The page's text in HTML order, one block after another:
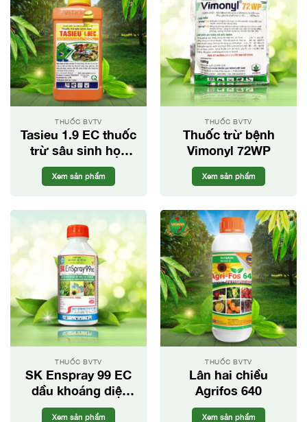
THUỐC BVTV
Tasieu 1.9 EC thuốc
trừ sâu sinh học
hiệu quả trên nhiều
loại cây trồng
Xem sản phẩm
THUỐC BVTV
Thuốc trừ bệnh
Vimonyl 72WP
Xem sản phẩm
THUỐC BVTV
SK Enspray 99 EC
dầu khoáng diệt
nhện hiệu quả
Xem sản phẩm
THUỐC BVTV
Lân hai chiều
Agrifos 640
Xem sản phẩm